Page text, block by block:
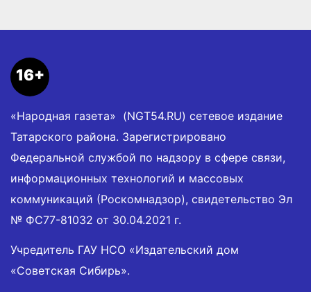
16+
«Народная газета» (NGT54.RU) сетевое издание
Татарского района. Зарегистрировано
Федеральной службой по надзору в сфере связи,
информационных технологий и массовых
коммуникаций (Роскомнадзор), свидетельство Эл
№ ФС77-81032 от 30.04.2021 г.
Учредитель ГАУ НСО «Издательский дом
«Советская Сибирь».